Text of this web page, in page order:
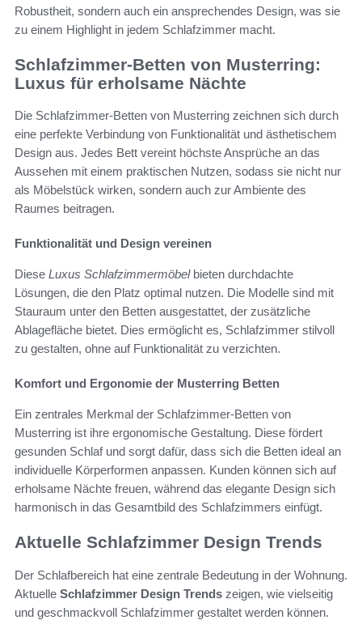
Robustheit, sondern auch ein ansprechendes Design, was sie
zu einem Highlight in jedem Schlafzimmer macht.
Schlafzimmer-Betten von Musterring:
Luxus für erholsame Nächte
Die Schlafzimmer-Betten von Musterring zeichnen sich durch
eine perfekte Verbindung von Funktionalität und ästhetischem
Design aus. Jedes Bett vereint höchste Ansprüche an das
Aussehen mit einem praktischen Nutzen, sodass sie nicht nur
als Möbelstück wirken, sondern auch zur Ambiente des
Raumes beitragen.
Funktionalität und Design vereinen
Diese Luxus Schlafzimmermöbelbieten durchdachte
Lösungen, die den Platz optimal nutzen. Die Modelle sind mit
Stauraum unter den Betten ausgestattet, der zusätzliche
Ablagefläche bietet. Dies ermöglicht es, Schlafzimmer stilvoll
zu gestalten, ohne auf Funktionalität zu verzichten.
Komfort und Ergonomie der Musterring Betten
Ein zentrales Merkmal der Schlafzimmer-Betten von
Musterring ist ihre ergonomische Gestaltung. Diese fördert
gesunden Schlaf und sorgt dafür, dass sich die Betten ideal an
individuelle Körperformen anpassen. Kunden können sich auf
erholsame Nächte freuen, während das elegante Design sich
harmonisch in das Gesamtbild des Schlafzimmers einfügt.
Aktuelle Schlafzimmer Design Trends
Der Schlafbereich hat eine zentrale Bedeutung in der Wohnung.
Aktuelle Schlafzimmer Design Trends zeigen, wie vielseitig
und geschmackvoll Schlafzimmer gestaltet werden können.